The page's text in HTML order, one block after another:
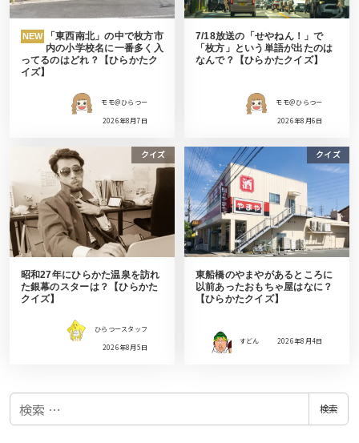
NEW
「東西南北」の中で枚方市
内の小学校名に一番多く入
ってるのはどれ？【ひらかたク
イズ】
モモ＠ひらつー
2026年8月7日
7/18放送の「せやねん！」で
「枚方」という単語が出たのは
なんで？【ひらかたクイズ】
モモ＠ひらつー
2026年8月6日
クイズ
昭和27年にひらかた温泉を訪れ
た銀幕のスターは？【ひらかた
クイズ】
ひらつースタッフ
2026年8月5日
クイズ
東船橋のやまやがあるところに
以前あったおもちゃ屋はなに？
【ひらかたクイズ】
すどん 2026年8月4日
検
検索